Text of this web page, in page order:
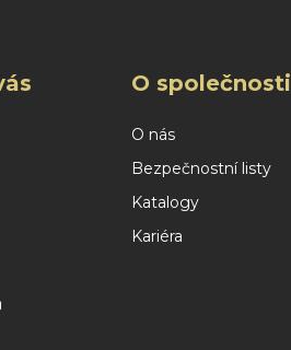
O společnosti
O nás
Bezpečnostní listy
Katalogy
Kariéra